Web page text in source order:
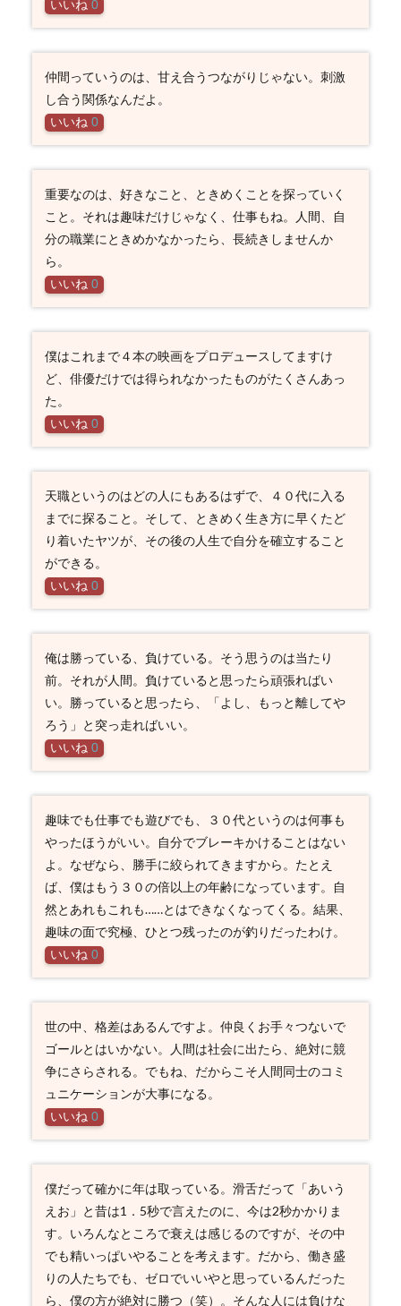
いいね 0
仲間っていうのは、甘え合うつながりじゃない。刺激
し合う関係なんだよ。
いいね 0
重要なのは、好きなこと、ときめくことを探っていく
こと。それは趣味だけじゃなく、仕事もね。人間、自
分の職業にときめかなかったら、長続きしませんか
ら。
いいね 0
僕はこれまで４本の映画をプロデュースしてますけ
ど、俳優だけでは得られなかったものがたくさんあっ
た。
いいね 0
天職というのはどの人にもあるはずで、４０代に入る
までに探ること。そして、ときめく生き方に早くたど
り着いたヤツが、その後の人生で自分を確立すること
ができる。
いいね 0
俺は勝っている、負けている。そう思うのは当たり
前。それが人間。負けていると思ったら頑張ればい
い。勝っていると思ったら、「よし、もっと離してや
ろう」と突っ走ればいい。
いいね 0
趣味でも仕事でも遊びでも、３０代というのは何事も
やったほうがいい。自分でブレーキかけることはない
よ。なぜなら、勝手に絞られてきますから。たとえ
ば、僕はもう３０の倍以上の年齢になっています。自
然とあれもこれも……とはできなくなってくる。結果、
趣味の面で究極、ひとつ残ったのが釣りだったわけ。
いいね 0
世の中、格差はあるんですよ。仲良くお手々つないで
ゴールとはいかない。人間は社会に出たら、絶対に競
争にさらされる。でもね、だからこそ人間同士のコミ
ュニケーションが大事になる。
いいね 0
僕だって確かに年は取っている。滑舌だって「あいう
えお」と昔は1．5秒で言えたのに、今は2秒かかりま
す。いろんなところで衰えは感じるのですが、その中
でも精いっぱいやることを考えます。だから、働き盛
りの人たちでも、ゼロでいいやと思っているんだった
ら、僕の方が絶対に勝つ（笑）。そんな人には負けな